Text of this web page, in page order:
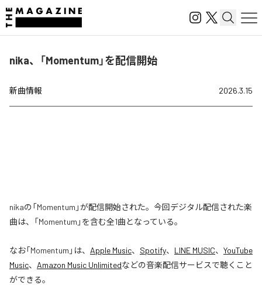
nika、「Momentum」を配信開始
新曲情報 2026.3.15
nikaの「Momentum」が配信開始された。今回デジタル配信された楽
曲は、「Momentum」を含む全1曲となっている。
なお「Momentum 」は、 Apple Music、 Spotify、 LINE MUSIC、 YouTube
Music、 Amazon Music Unlimitedなどの音楽配信サービスで聴くこと
ができる。